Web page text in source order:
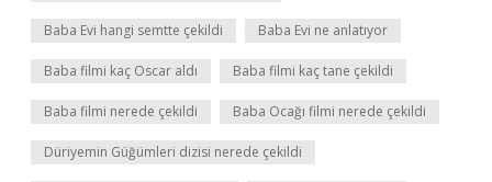
Baba Evi hangi semtte çekildi Baba Evi ne anlatıyor
Baba filmi kaç Oscar aldı Baba filmi kaç tane çekildi
Baba filmi nerede çekildi Baba Ocağı filmi nerede çekildi
Düriyemin Güğümleri dizisi nerede çekildi